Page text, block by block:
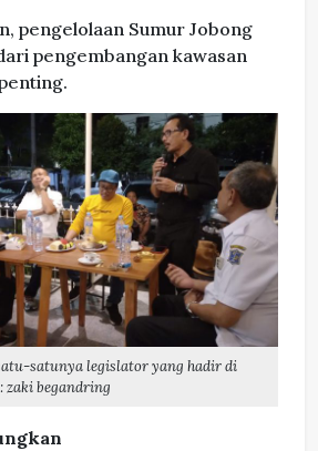
pengelolaan Sumur Jobong
pengembangan kawasan
satunya legislator yang hadir di
zaki begandring